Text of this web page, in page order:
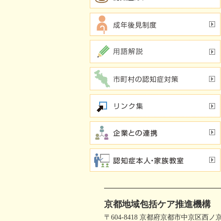
京都地域包括ケア推進機構
〒604-8418 京都府京都市中京区西ノ